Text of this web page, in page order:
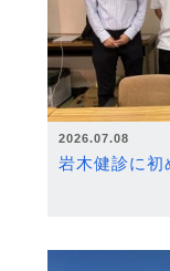
2026.07.08
岩木健診に初